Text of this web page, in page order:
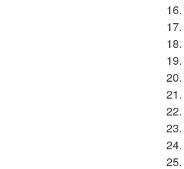
16.
17.
18.
19.
20.
21.
22.
23.
24.
25.